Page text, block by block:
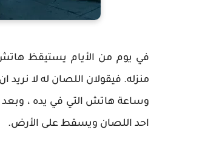
في يوم من الأيام يستيقظ
منزله. فيقولان اللصان له لا
وساعة هاتش التي في يده ، وبعد
احد اللصان ويسقط على الأرض.